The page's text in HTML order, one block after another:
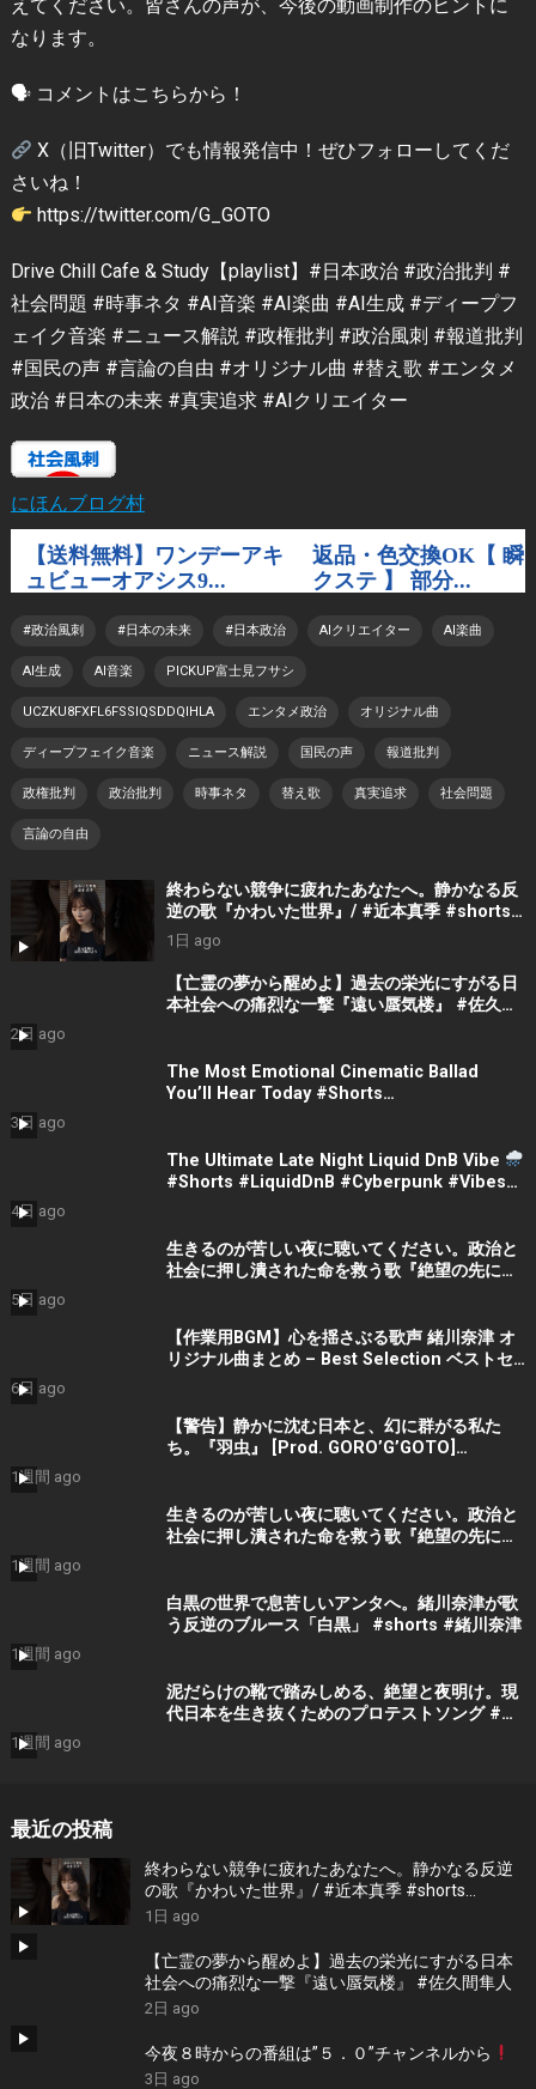
えてください。皆さんの声が、今後の動画制作のヒントに
なります。
🗣 コメントはこちらから！
X（旧Twitter）でも情報発信中！ぜひフォローしてくだ
さいね！
https://twitter.com/G_GOTO
Drive Chill Cafe & Study【playlist】#日本政治 #政治批判 #
社会問題 #時事ネタ #AI音楽 #AI楽曲 #AI生成 #ディープフ
ェイク音楽 #ニュース解説 #政権批判 #政治風刺 #報道批判
#国民の声 #言論の自由 #オリジナル曲 #替え歌 #エンタメ
政治 #日本の未来 #真実追求 #AIクリエイター
にほんブログ村
#政治風刺 #日本の未来 #日本政治 AIクリエイター AI楽曲
AI生成 AI音楽 PICKUP富士見フサシ
UCZKU8FXFL6FSSIQSDDQIHLA エンタメ政治 オリジナル曲
ディープフェイク音楽 ニュース解説 国民の声 報道批判
政権批判 政治批判 時事ネタ 替え歌 真実追求 社会問題
言論の自由
終わらない競争に疲れたあなたへ。静かなる反
逆の歌『かわいた世界』/ #近本真季 #shorts
#music
1日 ago
【亡霊の夢から醒めよ】過去の栄光にすがる日
本社会への痛烈な一撃『遠い蜃気楼』 #佐久間
2日 ago
The Most Emotional Cinematic Ballad
You’ll Hear Today #Shorts
3日 ago
The Ultimate Late Night Liquid DnB Vibe
#Shorts #LiquidDnB #Cyberpunk #Vibes
4日 ago
生きるのが苦しい夜に聴いてください。政治と
社会に押し潰された命を救う歌『絶望の先に』
5日 ago
【作業用BGM】心を揺さぶる歌声 緒川奈津 オ
リジナル曲まとめ – Best Selection ベストセ
6日 ago
【警告】静かに沈む日本と、幻に群がる私た
ち。『羽虫』 [Prod. GORO’G’GOTO]
1週間 ago
生きるのが苦しい夜に聴いてください。政治と
社会に押し潰された命を救う歌『絶望の先に』
1週間 ago
白黒の世界で息苦しいアンタへ。緒川奈津が歌
う反逆のブルース「白黒」 #shorts #緒川奈津
1週間 ago
泥だらけの靴で踏みしめる、絶望と夜明け。現
代日本を生き抜くためのプロテストソング #吉
1週間 ago
最近の投稿
終わらない競争に疲れたあなたへ。静かなる反逆
の歌『かわいた世界』/ #近本真季 #shorts
#music
1日 ago
【亡霊の夢から醒めよ】過去の栄光にすがる日本
社会への痛烈な一撃『遠い蜃気楼』 #佐久間隼人
2日 ago
今夜８時からの番組は”５．０”チャンネルから
3日 ago